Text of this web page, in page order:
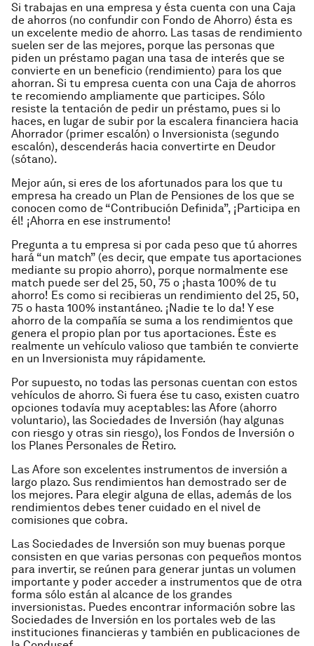
Si trabajas en una empresa y ésta cuenta con una Caja
de ahorros (no confundir con Fondo de Ahorro) ésta es
un excelente medio de ahorro. Las tasas de rendimiento
suelen ser de las mejores, porque las personas que
piden un préstamo pagan una tasa de interés que se
convierte en un beneficio (rendimiento) para los que
ahorran. Si tu empresa cuenta con una Caja de ahorros
te recomiendo ampliamente que participes. Sólo
resiste la tentación de pedir un préstamo, pues si lo
haces, en lugar de subir por la escalera financiera hacia
Ahorrador (primer escalón) o Inversionista (segundo
escalón), descenderás hacia convertirte en Deudor
(sótano).
Mejor aún, si eres de los afortunados para los que tu
empresa ha creado un Plan de Pensiones de los que se
conocen como de “Contribución Definida”, ¡Participa en
él! ¡Ahorra en ese instrumento!
Pregunta a tu empresa si por cada peso que tú ahorres
hará “un match” (es decir, que empate tus aportaciones
mediante su propio ahorro), porque normalmente ese
match puede ser del 25, 50, 75 o ¡hasta 100% de tu
ahorro! Es como si recibieras un rendimiento del 25, 50,
75 o hasta 100% instantáneo. ¡Nadie te lo da! Y ese
ahorro de la compañía se suma a los rendimientos que
genera el propio plan por tus aportaciones. Éste es
realmente un vehículo valioso que también te convierte
en un Inversionista muy rápidamente.
Por supuesto, no todas las personas cuentan con estos
vehículos de ahorro. Si fuera ése tu caso, existen cuatro
opciones todavía muy aceptables: las Afore (ahorro
voluntario), las Sociedades de Inversión (hay algunas
con riesgo y otras sin riesgo), los Fondos de Inversión o
los Planes Personales de Retiro.
Las Afore son excelentes instrumentos de inversión a
largo plazo. Sus rendimientos han demostrado ser de
los mejores. Para elegir alguna de ellas, además de los
rendimientos debes tener cuidado en el nivel de
comisiones que cobra.
Las Sociedades de Inversión son muy buenas porque
consisten en que varias personas con pequeños montos
para invertir, se reúnen para generar juntas un volumen
importante y poder acceder a instrumentos que de otra
forma sólo están al alcance de los grandes
inversionistas. Puedes encontrar información sobre las
Sociedades de Inversión en los portales web de las
instituciones financieras y también en publicaciones de